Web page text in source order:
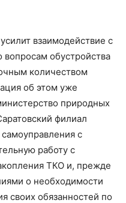
взаимодействие с
обустройства
количеством
об этом уже
природных
филиал
с
работу с
ТКО и, прежде
о необходимости
своих обязанностей по